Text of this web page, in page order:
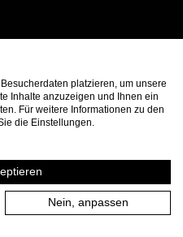
platzieren, um unsere
Inhalte anzuzeigen und Ihnen ein
Für weitere Informationen zu den
die Einstellungen.
Nein, anpassen